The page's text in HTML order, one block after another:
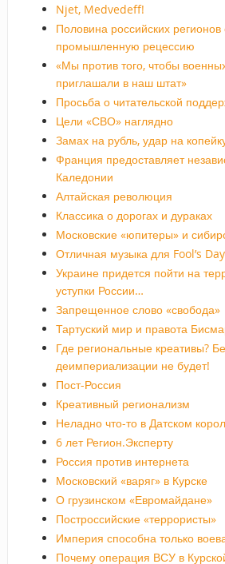
Njet, Medvedeff!
Половина российских регионов
промышленную рецессию
«Мы против того, чтобы
приглашали в наш штат»
Просьба о читательской
Цели «СВО» наглядно
Замах на рубль, удар на
Франция предоставляет
Каледонии
Алтайская революция
Классика о дорогах и дураках
Московские «юпитеры» и
Отличная музыка для Fool’s
Украине придется пойти на
уступки России…
Запрещенное слово «свобода»
Тартуский мир и правота
Где региональные креативы?
деимпериализации не будет!
Пост-Россия
Креативный регионализм
Неладно что-то в Датском
6 лет Регион.Эксперту
Россия против интернета
Московский «варяг» в Курске
О грузинском «Евромайдане»
Построссийские «террористы»
Империя способна только
Почему операция ВСУ в